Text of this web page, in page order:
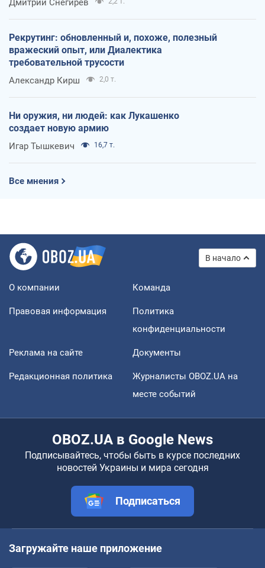
Дмитрий Снегирев
Рекрутинг: обновленный и, похоже, полезный
вражеский опыт, или Диалектика
требовательной трусости
Александр Кирш 2,0 т.
Ни оружия, ни людей: как Лукашенко
создает новую армию
Игар Тышкевич 16,7 т.
Все мнения
В начало
О компании Команда
Правовая информация
Политика
конфиденциальности
Реклама на сайте Документы
Редакционная политика
Журналисты OBOZ.UA на
месте событий
OBOZ.UA в Google News
Подписывайтесь, чтобы быть в курсе последних
новостей Украины и мира сегодня
Подписаться
Загружайте наше приложение